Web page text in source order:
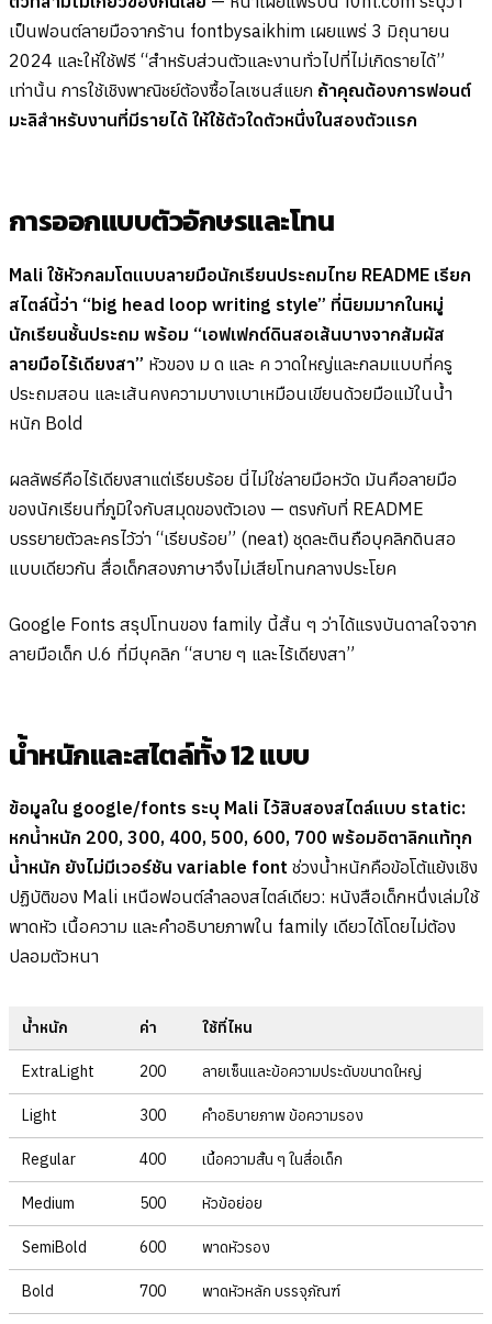
เป็นฟอนต์ลายมือจากร้าน fontbysaikhim เผยแพร่ 3 มิถุนายน
2024 และให้ใช้ฟรี “สำหรับส่วนตัวและงานทั่วไปที่ไม่เกิดรายได้”
เท่านั้น การใช้เชิงพาณิชย์ต้องซื้อไลเซนส์แยก ถ้าคุณต้องการฟอนต์
มะลิสำหรับงานที่มีรายได้ ให้ใช้ตัวใดตัวหนึ่งในสองตัวแรก
การออกแบบตัวอักษรและโทน
Mali ใช้หัวกลมโตแบบลายมือนักเรียนประถมไทย README เรียก
สไตล์นี้ว่า “big head loop writing style” ที่นิยมมากในหมู่
นักเรียนชั้นประถม พร้อม “เอฟเฟกต์ดินสอเส้นบางจากสัมผัส
ลายมือไร้เดียงสา” หัวของ ม ด และ ค วาดใหญ่และกลมแบบที่ครู
ประถมสอน และเส้นคงความบางเบาเหมือนเขียนด้วยมือแม้ในน้ำ
หนัก Bold
ผลลัพธ์คือไร้เดียงสาแต่เรียบร้อย นี่ไม่ใช่ลายมือหวัด มันคือลายมือ
ของนักเรียนที่ภูมิใจกับสมุดของตัวเอง — ตรงกับที่ README
บรรยายตัวละครไว้ว่า “เรียบร้อย” (neat) ชุดละตินถือบุคลิกดินสอ
แบบเดียวกัน สื่อเด็กสองภาษาจึงไม่เสียโทนกลางประโยค
Google Fonts สรุปโทนของ family นี้สั้น ๆ ว่าได้แรงบันดาลใจจาก
ลายมือเด็ก ป.6 ที่มีบุคลิก “สบาย ๆ และไร้เดียงสา”
น้ำหนักและสไตล์ทั้ง 12 แบบ
ข้อมูลใน google/fonts ระบุ Mali ไว้สิบสองสไตล์แบบ static:
หกน้ำหนัก 200, 300, 400, 500, 600, 700 พร้อมอิตาลิกแท้ทุก
น้ำหนัก ยังไม่มีเวอร์ชัน variable font ช่วงน้ำหนักคือข้อโต้แย้งเชิง
ปฏิบัติของ Mali เหนือฟอนต์ลำลองสไตล์เดียว: หนังสือเด็กหนึ่งเล่มใช้
พาดหัว เนื้อความ และคำอธิบายภาพใน family เดียวได้โดยไม่ต้อง
ปลอมตัวหนา
น้ำหนัก ค่า ใช้ที่ไหน
ExtraLight 200 ลายเซ็นและข้อความประดับขนาดใหญ่
Light 300 คำอธิบายภาพ ข้อความรอง
Regular 400 เนื้อความสั้น ๆ ในสื่อเด็ก
Medium 500 หัวข้อย่อย
SemiBold 600 พาดหัวรอง
Bold 700 พาดหัวหลัก บรรจุภัณฑ์